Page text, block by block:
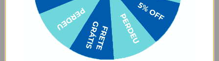
R$379,90
R$299,90 21% OFF
3x de R$99,97 sem juros
Comprar
R$379,90
R$299,90 21% OFF
3x de R$99,97 sem juros
Comprar